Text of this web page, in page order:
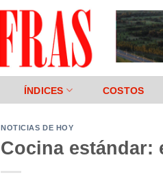
ÍNDICES COSTOS
NOTICIAS DE HOY
Cocina estándar: